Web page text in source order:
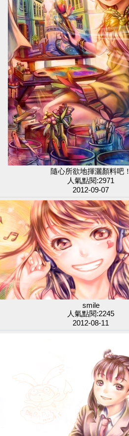
隨心所欲地揮灑顏料吧！
人氣點閱:2971
2012-09-07
smile
人氣點閱:2245
2012-08-11